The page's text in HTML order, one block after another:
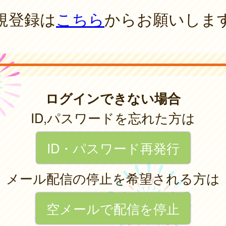
登録はこちらからお願いしま
ログインできない場合
ID,パスワードを忘れた方は
ID・パスワード再発行
メール配信の停止を希望される方は
空メールで配信を停止